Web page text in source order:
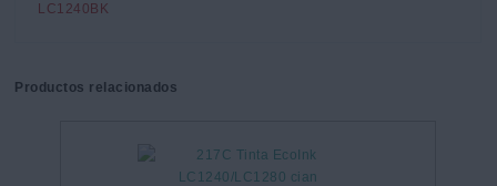
LC1240BK
Productos relacionados